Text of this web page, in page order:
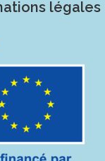
légales